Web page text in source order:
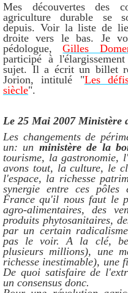
Mes découvertes des
agriculture durable se
depuis. Voir la liste de
droite vers le bas. Je
pédologue,Gilles
participé à
sujet. Il a écrit un billet
Jorion, intitulé "Les
siècle".
Le 25 Mai 2007 Ministère
Les changements de
un: un ministère de la
tourisme, la gastronomie,
avons tout, la culture, le
l'espace, la richesse
synergie entre ces
France qu'il nous faut le
agro-alimentaires, des
produits phytosanitaires,
par un certain
pas le voir. A la clé,
plusieurs millions), une
richesse inestimable), une
De quoi satisfaire de
un consensus donc.